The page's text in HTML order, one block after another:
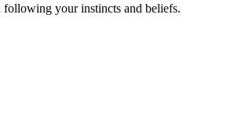
your instincts and beliefs.